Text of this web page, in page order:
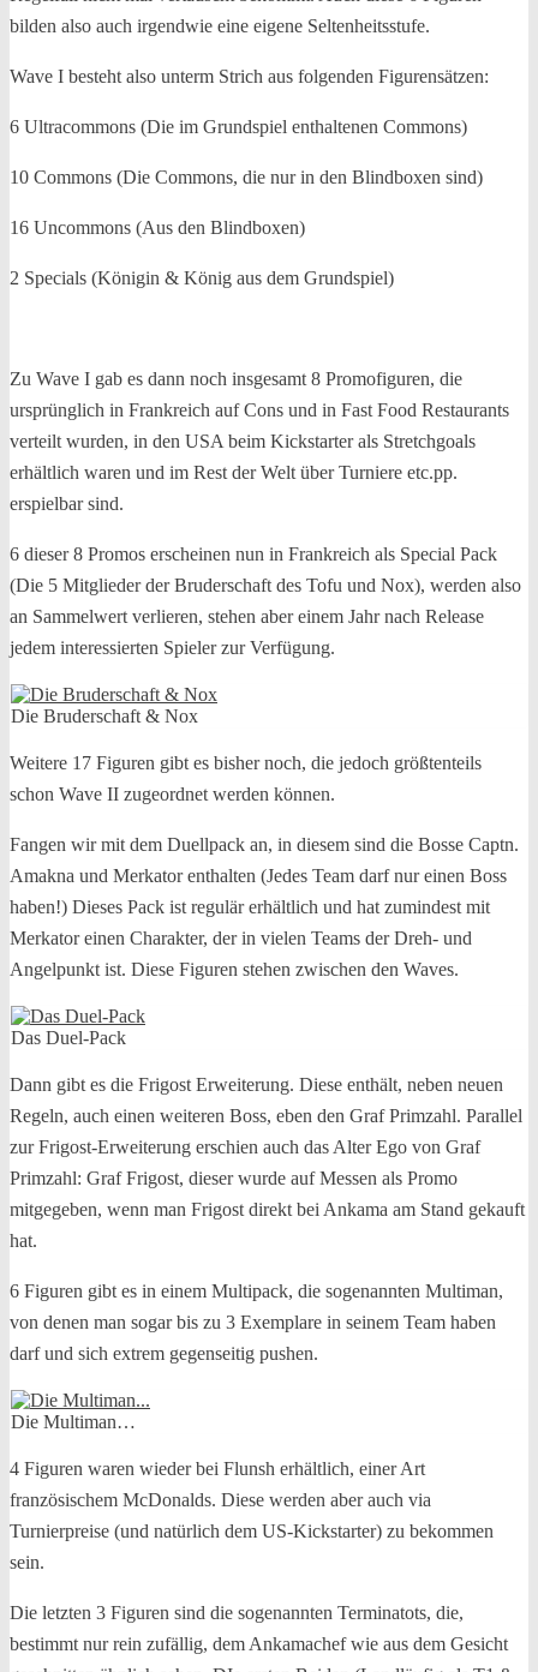
bilden also auch irgendwie eine eigene Seltenheitsstufe.
Wave I besteht also unterm Strich aus folgenden Figurensätzen:
6 Ultracommons (Die im Grundspiel enthaltenen Commons)
10 Commons (Die Commons, die nur in den Blindboxen sind)
16 Uncommons (Aus den Blindboxen)
2 Specials (Königin & König aus dem Grundspiel)
Zu Wave I gab es dann noch insgesamt 8 Promofiguren, die
ursprünglich in Frankreich auf Cons und in Fast Food Restaurants
verteilt wurden, in den USA beim Kickstarter als Stretchgoals
erhältlich waren und im Rest der Welt über Turniere etc.pp.
erspielbar sind.
6 dieser 8 Promos erscheinen nun in Frankreich als Special Pack
(Die 5 Mitglieder der Bruderschaft des Tofu und Nox), werden also
an Sammelwert verlieren, stehen aber einem Jahr nach Release
jedem interessierten Spieler zur Verfügung.
Die Bruderschaft & Nox
Weitere 17 Figuren gibt es bisher noch, die jedoch größtenteils
schon Wave II zugeordnet werden können.
Fangen wir mit dem Duellpack an, in diesem sind die Bosse Captn.
Amakna und Merkator enthalten (Jedes Team darf nur einen Boss
haben!) Dieses Pack ist regulär erhältlich und hat zumindest mit
Merkator einen Charakter, der in vielen Teams der Dreh- und
Angelpunkt ist. Diese Figuren stehen zwischen den Waves.
Das Duel-Pack
Dann gibt es die Frigost Erweiterung. Diese enthält, neben neuen
Regeln, auch einen weiteren Boss, eben den Graf Primzahl. Parallel
zur Frigost-Erweiterung erschien auch das Alter Ego von Graf
Primzahl: Graf Frigost, dieser wurde auf Messen als Promo
mitgegeben, wenn man Frigost direkt bei Ankama am Stand gekauft
hat.
6 Figuren gibt es in einem Multipack, die sogenannten Multiman,
von denen man sogar bis zu 3 Exemplare in seinem Team haben
darf und sich extrem gegenseitig pushen.
Die Multiman…
4 Figuren waren wieder bei Flunsh erhältlich, einer Art
französischem McDonalds. Diese werden aber auch via
Turnierpreise (und natürlich dem US-Kickstarter) zu bekommen
sein.
Die letzten 3 Figuren sind die sogenannten Terminatots, die,
bestimmt nur rein zufällig, dem Ankamachef wie aus dem Gesicht